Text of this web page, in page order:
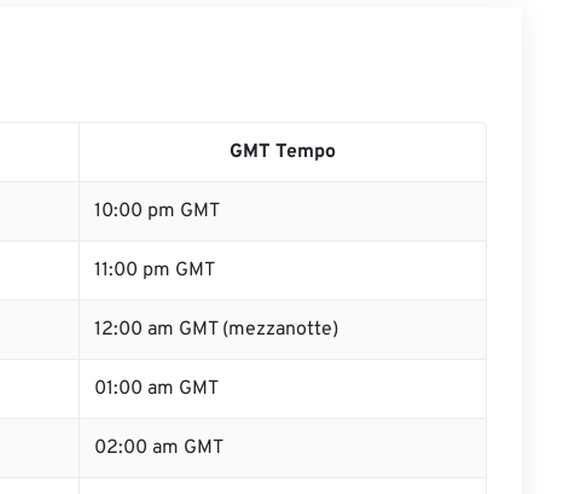
GMT Tempo
10:00 pm GMT
11:00 pm GMT
12:00 am GMT (mezzanotte)
01:00 am GMT
02:00 am GMT